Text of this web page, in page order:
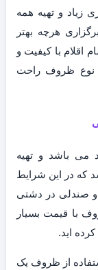
زیاد و تهیه همه
هرچه بهتر
با کیفیت و
نوع ظروف راحت
می باشد و تهیه
که در این شرایط
و صندلی در دشتی
با قیمت بسیار
اید.
از ظروف یک